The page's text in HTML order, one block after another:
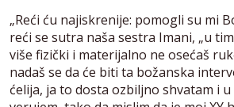
„Reći ću najiskrenije: pomogli su mi
reći se sutra naša sestra Imani, „u
više fizički i materijalno ne osećaš
nadaš se da će biti ta božanska
ćelija, ja to dosta ozbiljno shvatam i